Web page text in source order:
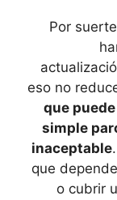
Por
eso no
que
simple
inaceptable
que
o cubrir